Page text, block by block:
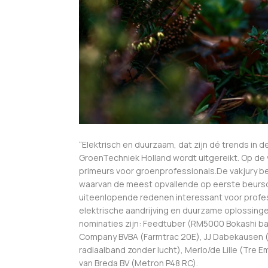
“Elektrisch en duurzaam, dat zijn dé trends in
GroenTechniek Holland wordt uitgereikt. Op
primeurs voor groenprofessionals.De vakjury
waarvan de meest opvallende op eerste
uiteenlopende redenen interessant voor
elektrische aandrijving en duurzame
nominaties zijn: Feedtuber (RM5000 Bokashi
Company BVBA (Farmtrac 20E), JJ Dabekausen
radiaalband zonder lucht), Merlo/de Lille (Tre
van Breda BV (Metron P48 RC).